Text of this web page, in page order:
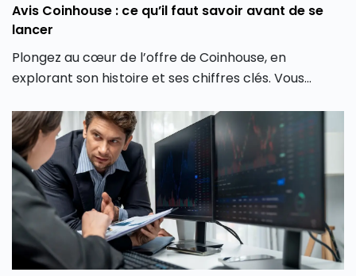
Avis Coinhouse : ce qu’il faut savoir avant de se
lancer
Plongez au cœur de l’offre de Coinhouse, en
explorant son histoire et ses chiffres clés. Vous
monnaies disponibles, les frais associés, et comment
la plateforme crypto Coinhouse vous permet de
mieux gérer vos investissements en monnaie
virtuelle.